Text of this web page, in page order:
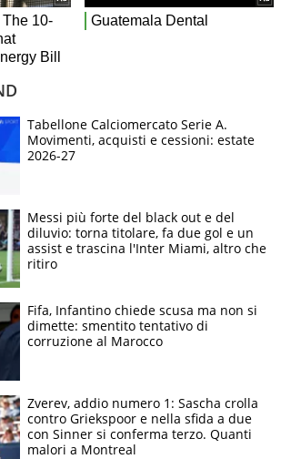
Tabellone Calciomercato Serie A.
Movimenti, acquisti e cessioni: estate
2026-27
Messi più forte del black out e del
diluvio: torna titolare, fa due gol e un
assist e trascina l'Inter Miami, altro che
ritiro
Fifa, Infantino chiede scusa ma non si
dimette: smentito tentativo di
corruzione al Marocco
Zverev, addio numero 1: Sascha crolla
contro Griekspoor e nella sfida a due
con Sinner si conferma terzo. Quanti
malori a Montreal